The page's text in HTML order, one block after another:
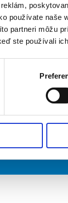
používate naše
partneri môžu
ste používali